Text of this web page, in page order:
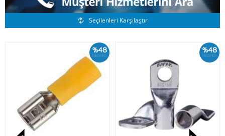
Benzer Ürünler
Seçilenleri Karşılaştır
%48
İskonto
%48
İskonto